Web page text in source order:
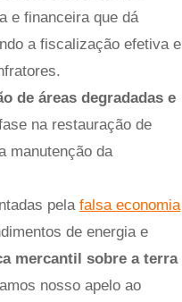
e financeira que dá
a fiscalização efetiva e
de áreas degradadas e
na restauração de
manutenção da
pela falsa economia
de energia e
mercantil sobre a terra
nosso apelo ao